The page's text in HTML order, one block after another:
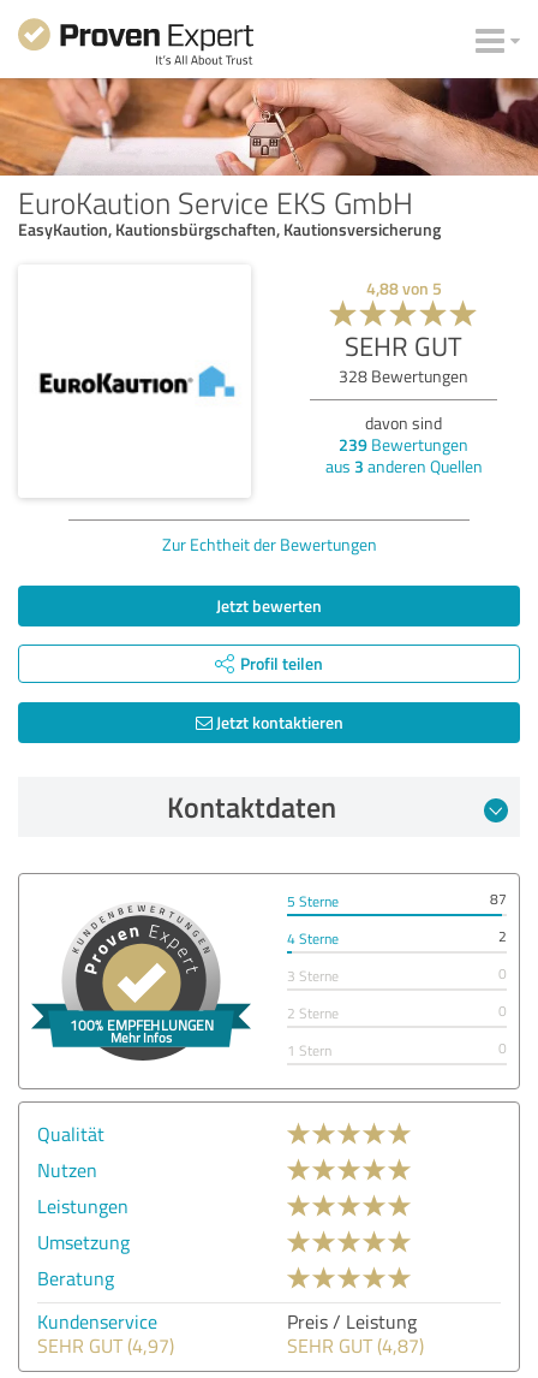
EuroKaution Service EKS GmbH
EasyKaution, Kautionsbürgschaften, Kautionsversicherung
4,88von 5
SEHR GUT
328 Bewertungen
davon sind
239 Bewertungen
aus 3 anderen Quellen
Zur Echtheit der Bewertungen
Jetzt bewerten
Profil teilen
Jetzt kontaktieren
Kontaktdaten
5 Sterne
87
4 Sterne
2
3 Sterne
0
2 Sterne
0
1 Stern
0
Qualität
Nutzen
Leistungen
Umsetzung
Beratung
Kundenservice
SEHR GUT (4,97)
Preis / Leistung
SEHR GUT (4,87)